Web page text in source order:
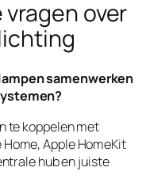
over
samenwerken
te koppelen met
Apple HomeKit
hub en juiste